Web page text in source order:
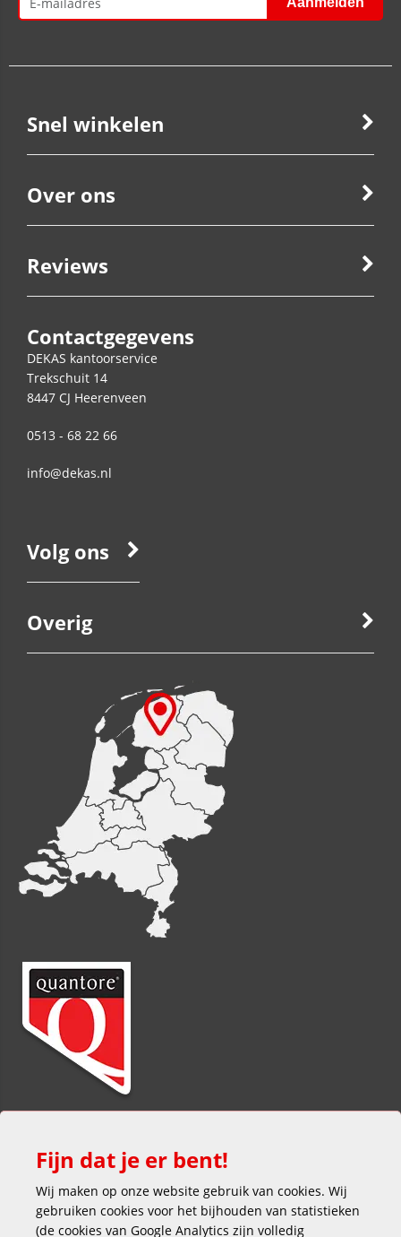
Snel winkelen
Over ons
Reviews
Contactgegevens
DEKAS kantoorservice
Trekschuit 14
8447 CJ Heerenveen
0513 - 68 22 66
info@dekas.nl
Volg ons
Overig
Fijn dat je er bent!
Wij maken op onze website gebruik van cookies. Wij
gebruiken cookies voor het bijhouden van statistieken
(de cookies van Google Analytics zijn volledig